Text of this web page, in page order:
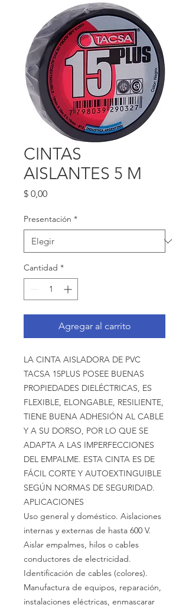
CINTAS
AISLANTES 5 M
$ 0,00Precio
Presentación *
Cantidad *
Agregar al carrito
LA CINTA AISLADORA DE PVC
TACSA 15PLUS POSEE BUENAS
PROPIEDADES DIELÉCTRICAS, ES
FLEXIBLE, ELONGABLE, RESILIENTE,
TIENE BUENA ADHESIÓN AL CABLE
Y A SU DORSO, POR LO QUE SE
ADAPTA A LAS IMPERFECCIONES
DEL EMPALME. ESTA CINTA ES DE
FÁCIL CORTE Y AUTOEXTINGUIBLE
SEGÚN NORMAS DE SEGURIDAD.
APLICACIONES
Uso general y doméstico. Aislaciones
internas y externas de hasta 600 V.
Aislar empalmes, hilos o cables
conductores de electricidad.
Identificación de cables (colores).
Manufactura de equipos, reparación,
instalaciones eléctricas, enmascarar